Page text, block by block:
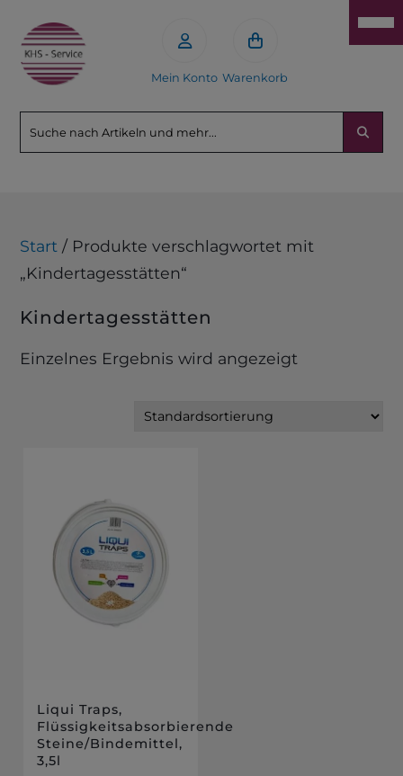
Mein Konto Warenkorb
Start / Produkte verschlagwortet mit
„Kindertagesstätten“
Kindertagesstätten
Einzelnes Ergebnis wird angezeigt
Liqui Traps,
Flüssigkeitsabsorbierende
Steine/Bindemittel,
3,5l